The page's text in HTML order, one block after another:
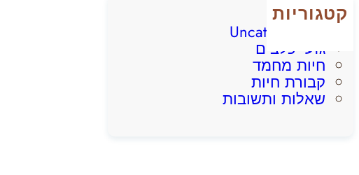
קטגוריות
Uncategorized
גזעי כלבים
חיות מחמד
קבורת חיות
שאלות ותשובות